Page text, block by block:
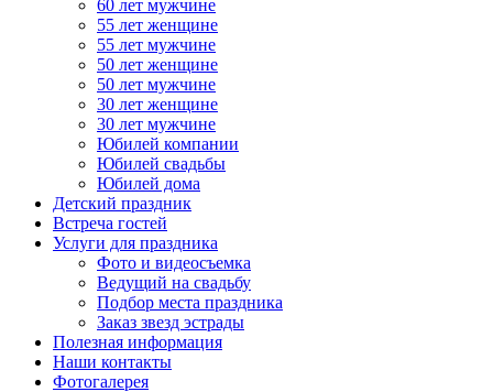
60 лет мужчине
55 лет женщине
55 лет мужчине
50 лет женщине
50 лет мужчине
30 лет женщине
30 лет мужчине
Юбилей компании
Юбилей свадьбы
Юбилей дома
Детский праздник
Встреча гостей
Услуги для праздника
Фото и видеосъемка
Ведущий на свадьбу
Подбор места праздника
Заказ звезд эстрады
Полезная информация
Наши контакты
Фотогалерея